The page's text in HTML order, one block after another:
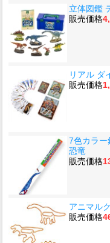
立体図鑑
販売価格
リアル ダ
販売価格
7色カラー
恐竜
販売価格
アニマル
販売価格